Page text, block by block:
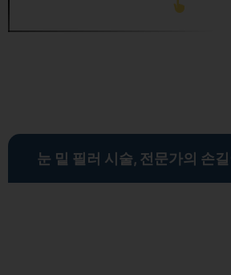
눈 밑 필러 시술, 전문가의 손